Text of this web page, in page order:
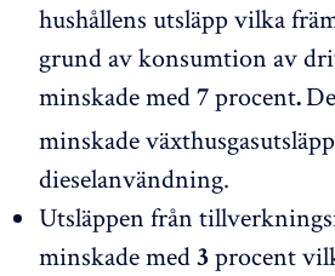
hushållens utsläpp vilka
grund av konsumtion av
minskade med 7 procent.
minskade
dieselanvändning.
Utsläppen från
minskade med 3 procent